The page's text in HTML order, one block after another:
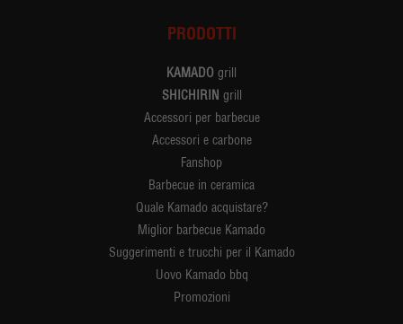
PRODOTTI
KAMADO grill
SHICHIRIN grill
Accessori per barbecue
Accessori e carbone
Fanshop
Barbecue in ceramica
Quale Kamado acquistare?
Miglior barbecue Kamado
Suggerimenti e trucchi per il Kamado
Uovo Kamado bbq
Promozioni